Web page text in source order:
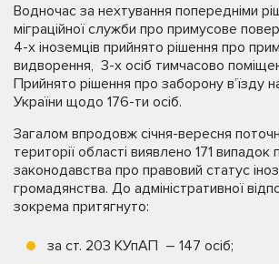
Водночас за нехтування попередніми
міграційної служби про примусове
4-х іноземців прийнято рішення про
видворення, 3-х осіб тимчасово
Прийнято рішення про заборону в’їзду
України щодо 176-ти осіб.
Загалом впродовж січня-вересня
території області виявлено 171
законодавства про правовий статус
громадянства. До адміністративної
зокрема притягнуто:
за ст. 203 КУпАП – 147 осіб;